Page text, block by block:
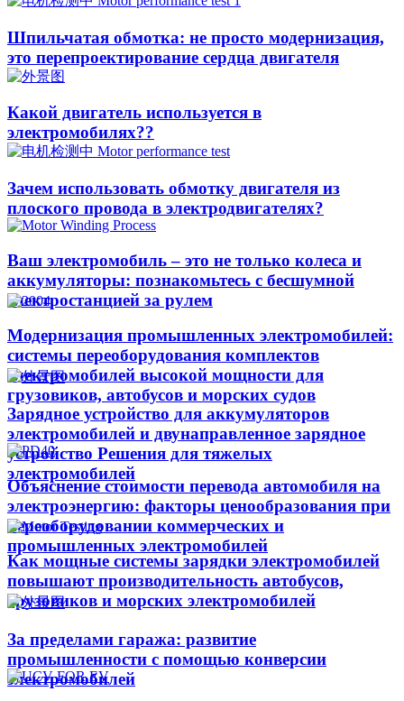
Шпильчатая обмотка: не просто модернизация,
это перепроектирование сердца двигателя​
Какой двигатель используется в
электромобилях??​​
Зачем использовать обмотку двигателя из
плоского провода в электродвигателях?
Ваш электромобиль – это не только колеса и
аккумуляторы: познакомьтесь с бесшумной
электростанцией за рулем
Модернизация промышленных электромобилей:
системы переоборудования комплектов
электромобилей высокой мощности для
грузовиков, автобусов и морских судов
Зарядное устройство для аккумуляторов
электромобилей и двунаправленное зарядное
устройство Решения для тяжелых
электромобилей
Объяснение стоимости перевода автомобиля на
электроэнергию: факторы ценообразования при
переоборудовании коммерческих и
промышленных электромобилей
Как мощные системы зарядки электромобилей
повышают производительность автобусов,
грузовиков и морских электромобилей
За пределами гаража: развитие
промышленности с помощью конверсии
электромобилей